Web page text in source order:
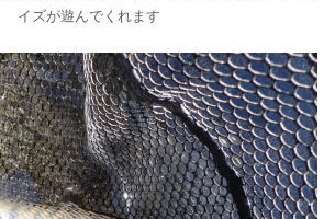
イズが遊んでくれます